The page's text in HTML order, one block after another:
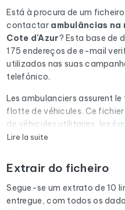
Está à procura de um
contactar ambulâncias na
Cote d'Azur? Esta base de
175 endereços de e-mail
utilizados nas suas
telefónico.
Les ambulanciers assurent
flotte de véhicules. Ce
de véhicules utilitaires, les
embarqués, les assureurs
Cada e-mail da lista é
automática através do
incluído. Os endereços
Lire la suite
Extrair do ficheiro
Segue-se um extrato de 10
entregue, com todos os